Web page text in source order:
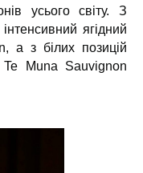
усього світу. З
ягідний
а з білих позицій
Muna Sauvignon